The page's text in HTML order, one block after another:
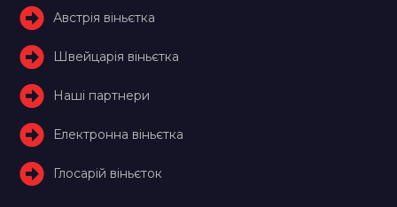
Австрія віньєтка
Швейцарія віньєтка
Наші партнери
Електронна віньєтка
Глосарій віньєток